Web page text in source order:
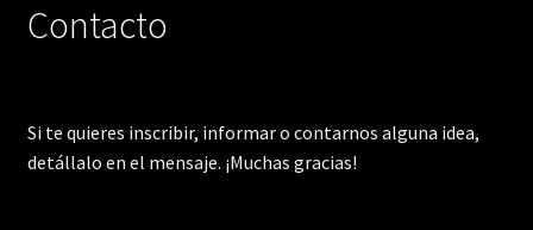
Contacto
Si te quieres inscribir, informar o contarnos alguna idea,
detállalo en el mensaje. ¡Muchas gracias!